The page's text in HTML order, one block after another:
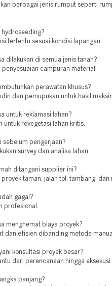
berbagai jenis rumput seperti
hydroseeding?
tertentu sesuai kondisi lapangan.
dilakukan di semua jenis tanah?
campuran material.
perawatan khusus?
dan pemupukan untuk hasil
untuk reklamasi lahan?
untuk revegetasi lahan kritis.
sebelum pengerjaan?
survey dan analisa lahan.
ditangani supplier ini?
taman, jalan tol, tambang, dan
gagal?
profesional.
menghemat biaya proyek?
dan efisien dibanding metode
konsultasi proyek besar?
dari perencanaan hingga eksekusi.
panjang?